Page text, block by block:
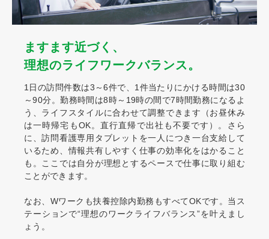
ますます近づく、
理想のライフワークバランス。
1日の訪問件数は3～6件で、1件当たりにかける時間は30
～90分。勤務時間は8時～19時の間で7時間勤務になるよ
う、ライフスタイルに合わせて調整できます（お昼休み
は一時帰宅もOK。直行直帰で出社も不要です）。さら
に、訪問看護専用タブレットを一人につき一台支給して
いるため、情報共有しやすく仕事の効率化をはかること
も。ここでは自分が理想とするペースで仕事に取り組む
ことができます。
なお、Wワークも扶養控除内勤務もすべてOKです。当ス
テーションで“理想のワークライフバランス”を叶えまし
ょう。